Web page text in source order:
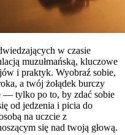
w czasie
muzułmańską, kluczowe
i praktyk. Wyobraź sobie,
a twój żołądek burczy
— tylko po to, by zdać sobie
od jedzenia i picia do
na uczcie z
się nad twoją głową.